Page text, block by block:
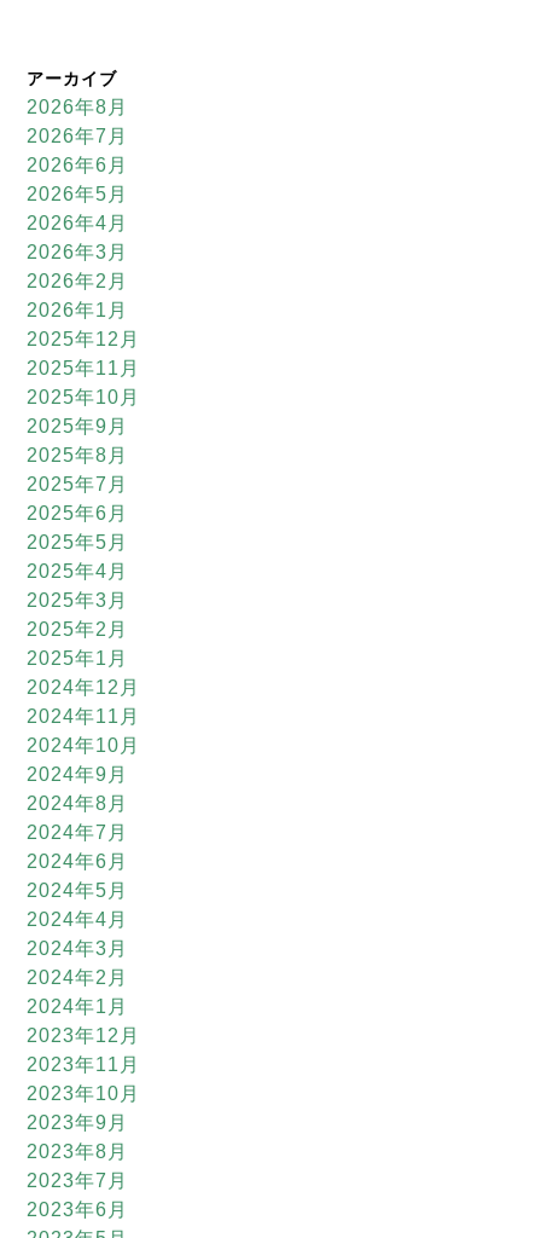
アーカイブ
2026年8月
2026年7月
2026年6月
2026年5月
2026年4月
2026年3月
2026年2月
2026年1月
2025年12月
2025年11月
2025年10月
2025年9月
2025年8月
2025年7月
2025年6月
2025年5月
2025年4月
2025年3月
2025年2月
2025年1月
2024年12月
2024年11月
2024年10月
2024年9月
2024年8月
2024年7月
2024年6月
2024年5月
2024年4月
2024年3月
2024年2月
2024年1月
2023年12月
2023年11月
2023年10月
2023年9月
2023年8月
2023年7月
2023年6月